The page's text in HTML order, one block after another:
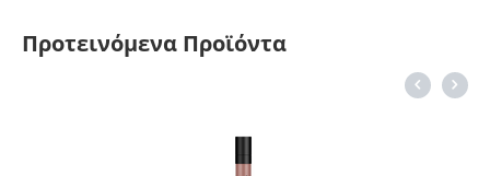
Προτεινόμενα Προϊόντα